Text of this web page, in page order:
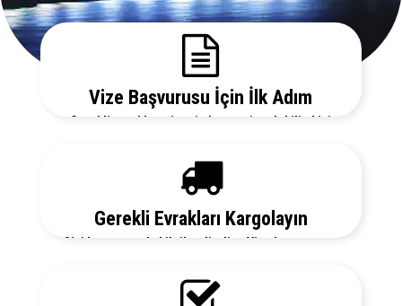
Vize Başvurusu İçin İlk Adım
Gerekli evrakları sitemizden temin edebilir, bizi
Gerekli Evrakları Kargolayın
Sizi her aşamada bilgilendirelim. Vize başvurunuz